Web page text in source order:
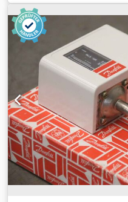
Dryer Csdpfoikn Rcsx Ak
Filtertrockner Combi Dryer
Filtertrockner vorhanden -
Ø 52 x 216 mm -Gewicht: